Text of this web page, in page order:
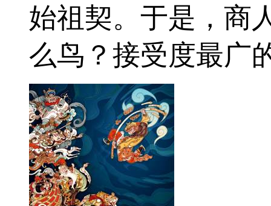
始祖契。于是，商
么鸟？接受度最